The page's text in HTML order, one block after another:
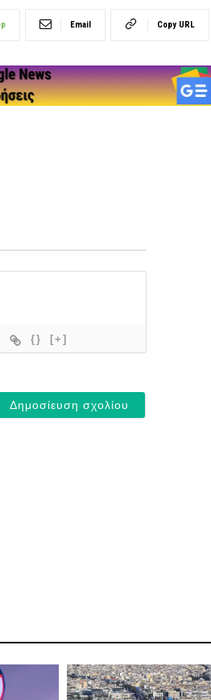
Email Copy URL
{} [+]